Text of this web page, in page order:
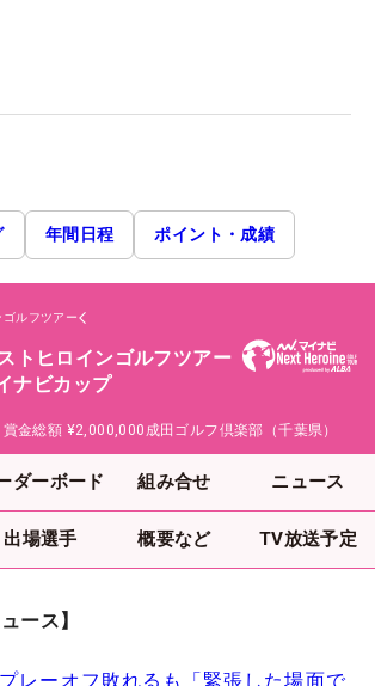
年間日程 ポイント・成績
ルフツアー
トヒロインゴルフツアー
ナビカップ
賞金総額 ¥2,000,000 成田ゴルフ倶楽部（千葉県）
ダーボード 組み合せ ニュース
出場選手 概要など TV放送予定
ース】
レーオフ敗れるも「緊張した場面で